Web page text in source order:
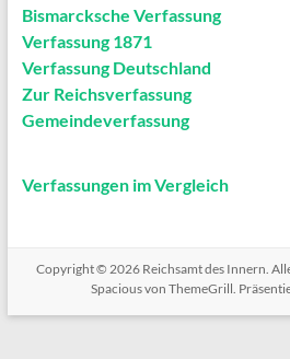
Bismarcksche Verfassung
Verfassung 1871
Verfassung Deutschland
Zur Reichsverfassung
Gemeindeverfassung
Verfassungen im Vergleich
Copyright © 2026 Reichsamt des Innern .
Spaciousvon ThemeGrill.